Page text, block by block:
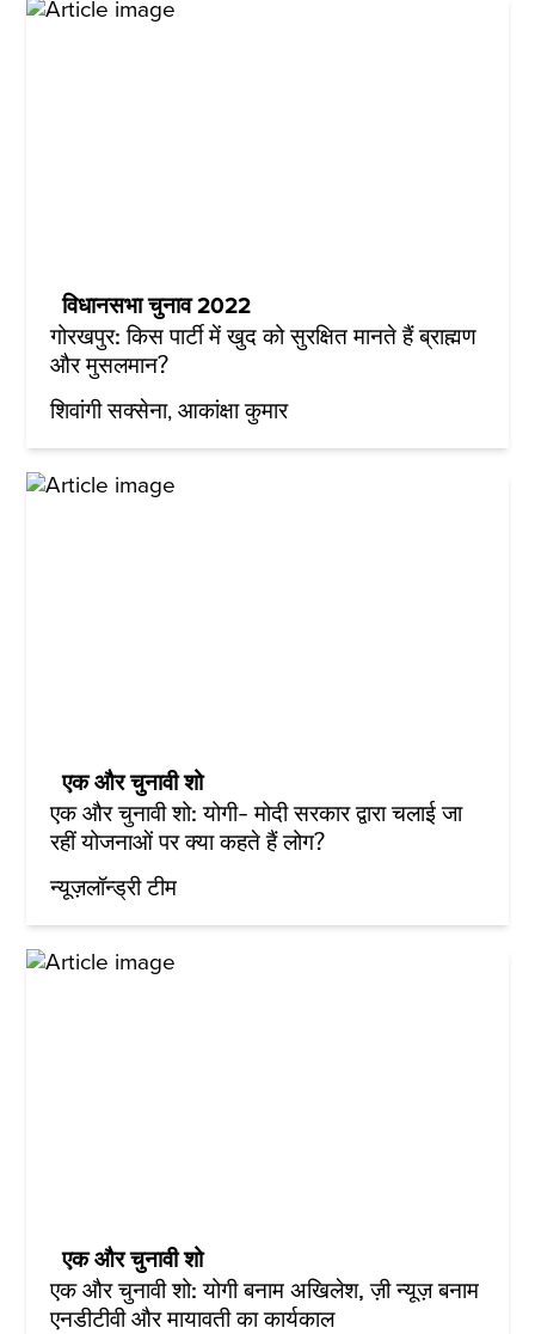
विधानसभा चुनाव 2022
गोरखपुर: किस पार्टी में खुद को सुरक्षित मानते हैं ब्राह्मण
और मुसलमान?
शिवांगी सक्सेना आकांक्षा कुमार
एक और चुनावी शो
एक और चुनावी शो: योगी- मोदी सरकार द्वारा चलाई जा
रहीं योजनाओं पर क्या कहते हैं लोग?
न्यूज़लॉन्ड्री टीम
एक और चुनावी शो
एक और चुनावी शो: योगी बनाम अखिलेश, ज़ी न्यूज़ बनाम
एनडीटीवी और मायावती का कार्यकाल